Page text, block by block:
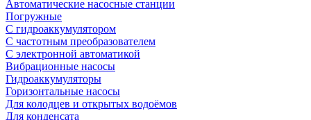
Автоматические насосные станции
Погружные
С гидроаккумулятором
С частотным преобразователем
С электронной автоматикой
Вибрационные насосы
Гидроаккумуляторы
Горизонтальные насосы
Для колодцев и открытых водоёмов
Для конденсата